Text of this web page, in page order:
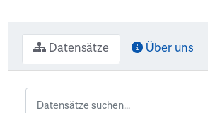
Datensätze Über uns